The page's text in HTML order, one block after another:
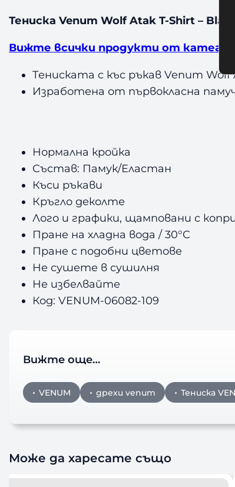
Тениска Venum Wolf Atak T-Shirt –
Вижте всички продукти от
Тениската с къс ръкав Venum
Изработена от първокласна
Нормална кройка
Състав: Памук/Еластан
Къси ръкави
Кръгло деколте
Лого и графики, щамповани с
Пране на хладна вода / 30°C
Пране с подобни цветове
Не сушете в сушилня
Не избелвайте
Код: VENUM-06082-109
Вижте още…
VENUM дрехи venum Тениска
Може да харесате също